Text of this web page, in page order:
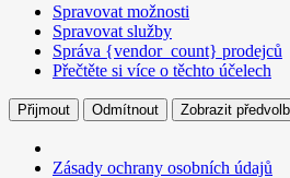
Spravovat možnosti
Spravovat služby
Správa {vendor_count} prodejců
Přečtěte si více o těchto účelech
Přijmout Odmítnout Zobrazit
Zásady ochrany osobních údajů